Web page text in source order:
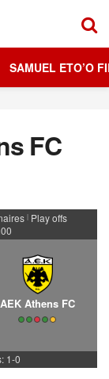
SAMUEL ETO’O
FC
| Play offs
AEK Athens FC
1-0